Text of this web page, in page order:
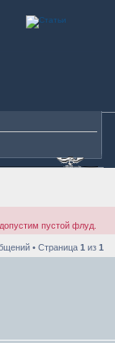
пустой флуд.
• Страница 1 из 1